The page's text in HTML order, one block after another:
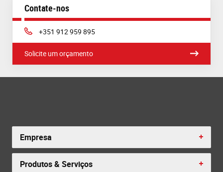
Contate-nos
Phone:
+351 912 959 895
Solicite um orçamento
Empresa
Produtos & Serviços